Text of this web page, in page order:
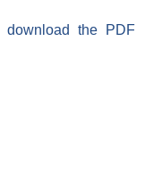
the PDF